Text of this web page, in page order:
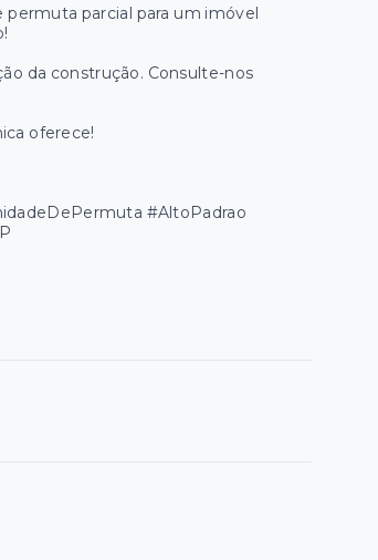
parcial para um imóvel
da construção. Consulte-nos
oferece!
#AltoPadrao